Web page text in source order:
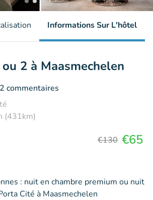
Informations Sur L'hôtel
2 à Maasmechelen
commentaires
(431km)
€130 €65
: nuit en chambre premium ou nuit
Cité à Maasmechelen